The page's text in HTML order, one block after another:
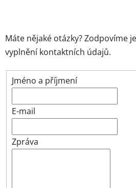
Máte nějaké otázky? Zodpovíme
vyplnění kontaktních údajů.
Jméno a příjmení
E-mail
Zpráva